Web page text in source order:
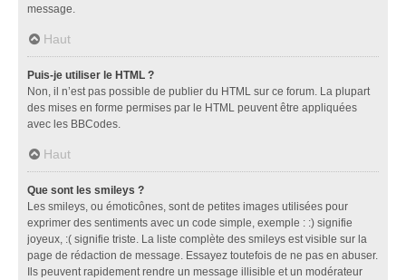
message.
Haut
Puis-je utiliser le HTML ?
Non, il n’est pas possible de publier du HTML sur ce forum. La plupart
des mises en forme permises par le HTML peuvent être appliquées
avec les BBCodes.
Haut
Que sont les smileys ?
Les smileys, ou émoticônes, sont de petites images utilisées pour
exprimer des sentiments avec un code simple, exemple : :) signifie
joyeux, :( signifie triste. La liste complète des smileys est visible sur la
page de rédaction de message. Essayez toutefois de ne pas en abuser.
Ils peuvent rapidement rendre un message illisible et un modérateur